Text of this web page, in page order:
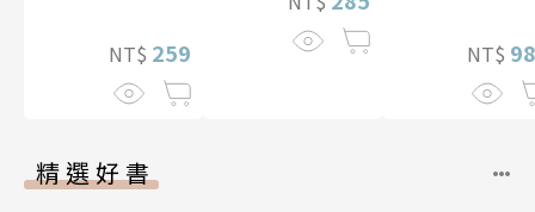
NT$ 259
NT$
精選好書